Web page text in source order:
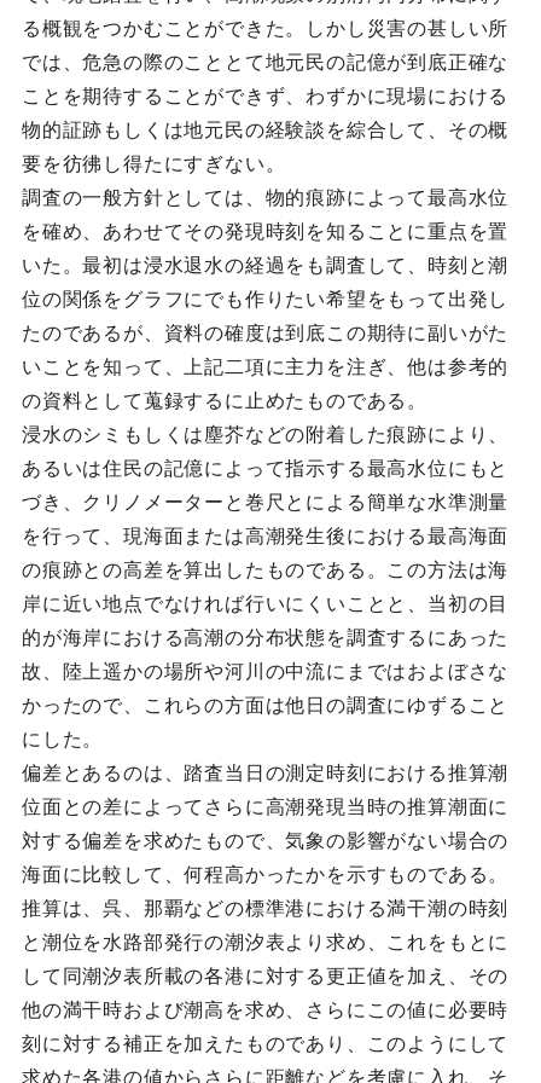
る概観をつかむことができた。しかし災害の甚しい所
では、危急の際のこととて地元民の記億が到底正確な
ことを期待することができず、わずかに現場における
物的証跡もしくは地元民の経験談を綜合して、その概
要を彷彿し得たにすぎない。
調査の一般方針としては、物的痕跡によって最高水位
を確め、あわせてその発現時刻を知ることに重点を置
いた。最初は浸水退水の経過をも調査して、時刻と潮
位の関係をグラフにでも作りたい希望をもって出発し
たのであるが、資料の確度は到底この期待に副いがた
いことを知って、上記二項に主力を注ぎ、他は参考的
の資料として蒐録するに止めたものである。
浸水のシミもしくは塵芥などの附着した痕跡により、
あるいは住民の記億によって指示する最高水位にもと
づき、クリノメーターと巻尺とによる簡単な水準測量
を行って、現海面または高潮発生後における最高海面
の痕跡との高差を算出したものである。この方法は海
岸に近い地点でなければ行いにくいことと、当初の目
的が海岸における高潮の分布状態を調査するにあった
故、陸上遥かの場所や河川の中流にまではおよぼさな
かったので、これらの方面は他日の調査にゆずること
にした。
偏差とあるのは、踏査当日の測定時刻における推算潮
位面との差によってさらに高潮発現当時の推算潮面に
対する偏差を求めたもので、気象の影響がない場合の
海面に比較して、何程高かったかを示すものである。
推算は、呉、那覇などの標準港における満干潮の時刻
と潮位を水路部発行の潮汐表より求め、これをもとに
して同潮汐表所載の各港に対する更正値を加え、その
他の満干時および潮高を求め、さらにこの値に必要時
刻に対する補正を加えたものであり、このようにして
求めた各港の値からさらに距離などを考慮に入れ、そ